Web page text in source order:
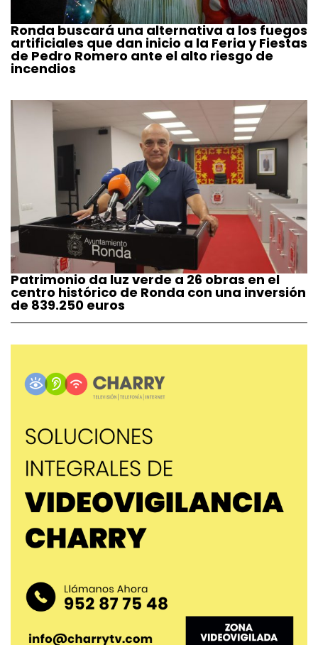
Ronda buscará una alternativa a los fuegos
artificiales que dan inicio a la Feria y Fiestas
de Pedro Romero ante el alto riesgo de
incendios
Patrimonio da luz verde a 26 obras en el
centro histórico de Ronda con una inversión
de 839.250 euros